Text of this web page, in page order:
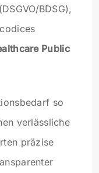
BDSG),
Public
so
verlässliche
präzise